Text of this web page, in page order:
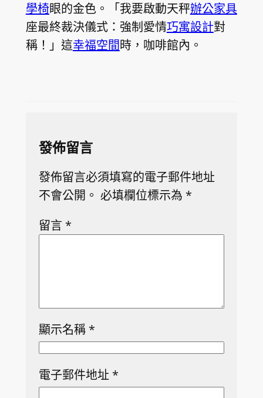
學椅眼的金色。「我要啟動天秤辦公家具
座最終裁決儀式：強制愛情巧寓設計對
稱！」這幸福空間時，咖啡館內。
發佈留言
發佈留言必須填寫的電子郵件地址
不會公開。 必填欄位標示為 *
留言 *
顯示名稱 *
電子郵件地址 *